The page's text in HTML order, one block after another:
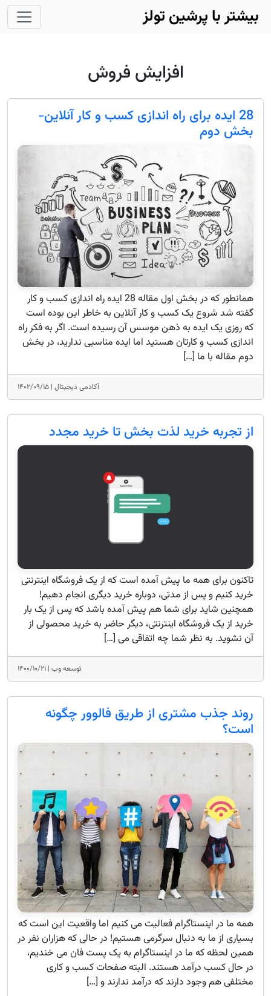
Skip to main content
بیشتر با پرشین تولز
افزایش فروش
28 ایده برای راه اندازی کسب و کار آنلاین-
بخش دوم
همانطور که در بخش اول مقاله 28 ایده راه اندازی کسب و کار
گفته شد شروع یک کسب و کار آنلاین به خاطر این بوده است
که روزی یک ایده به ذهن موسس آن رسیده است. اگر به فکر راه
اندازی کسب و کارتان هستید اما ایده مناسبی ندارید، در بخش
دوم مقاله با ما […]
آکادمی دیجیتال | ۱۴۰۲/۰۹/۱۵
از تجربه خرید لذت بخش تا خرید مجدد
تاکنون برای همه ما پیش آمده است که از یک فروشگاه اینترنتی
خرید کنیم و پس از مدتی، دوباره خرید دیگری انجام دهیم!
همچنین شاید برای شما هم پیش آمده باشد که پس از یک بار
خرید از یک فروشگاه اینترنتی، دیگر حاضر به خرید محصولی از
آن نشوید. به نظر شما چه اتفاقی می […]
توسعه وب | ۱۴۰۰/۱۰/۲۱
روند جذب مشتری از طریق فالوور چگونه
است؟
همه ما در اینستاگرام فعالیت می کنیم اما واقعیت این است که
بسیاری از ما به دنبال سرگرمی هستیم! در حالی که هزاران نفر در
همین لحظه که ما در اینستاگرام به یک پست فان می خندیم،
در حال کسب درآمد هستند. البته صفحات کسب و کاری
مختلفی هم وجود دارند که درآمد ندارند و […]